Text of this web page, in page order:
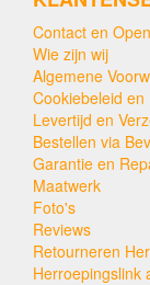
Contact en
Wie zijn wij
Algemene
Cookiebeleid
Levertijd en
Bestellen via
Garantie en
Maatwerk
Foto's
Reviews
Retourneren
Herroepingslink